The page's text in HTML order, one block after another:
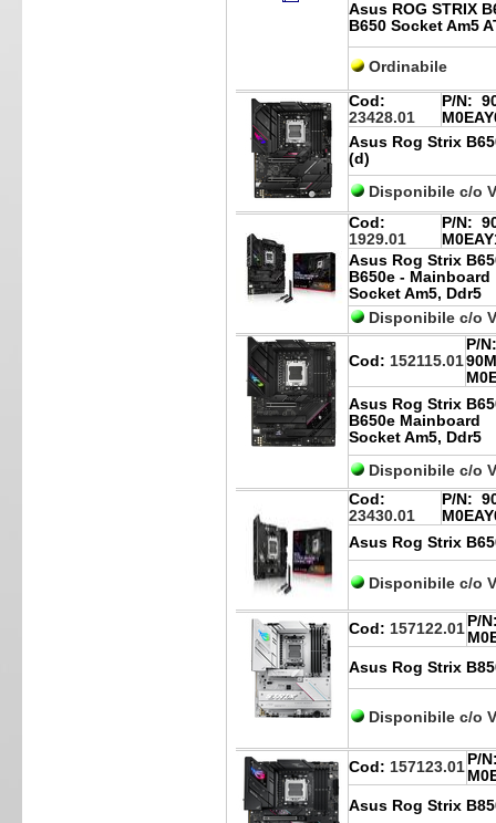
Asus ROG STRIX
B650 Socket Am5
Ordinabile
Cod:
23428.01
P/N:
Asus Rog Strix
(d)
Disponibile c/o
Cod:
1929.01
P/N:
Asus Rog Strix
B650e - Mainboard
Socket Am5, Ddr5
Disponibile c/o
Cod: 152115.01
P/N:
Asus Rog Strix
B650e Mainboard
Socket Am5, Ddr5
Disponibile c/o
Cod:
23430.01
P/N:
Asus Rog Strix
Disponibile c/o
Cod: 157122.01 P/
Asus Rog Strix
Disponibile c/o
Cod: 157123.01 P/
Asus Rog Strix